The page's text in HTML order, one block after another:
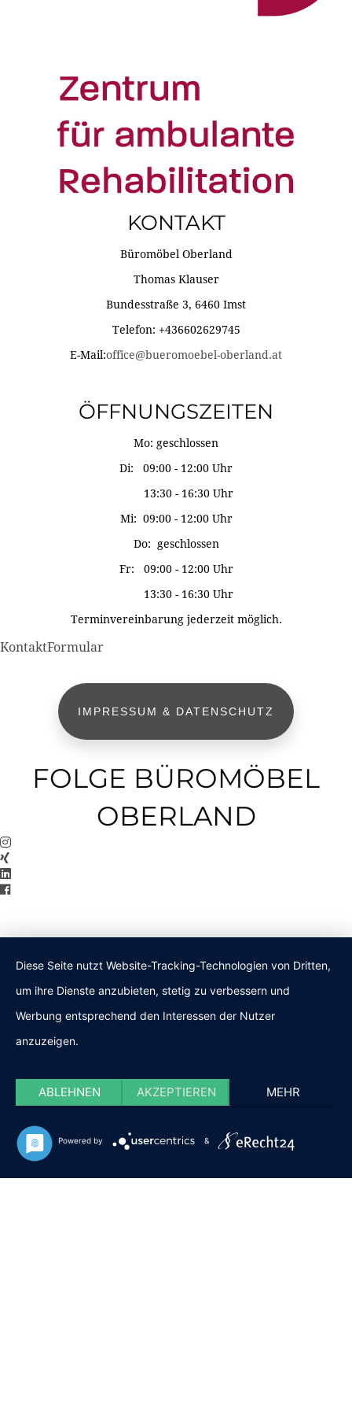
KONTAKT
Büromöbel Oberland
Thomas Klauser
Bundesstraße 3, 6460 Imst
Telefon: +436602629745
E-Mail:office@bueromoebel-oberland.at
ÖFFNUNGSZEITEN
Mo: geschlossen
Di: 09:00 - 12:00 Uhr
13:30 - 16:30 Uhr
Mi: 09:00 - 12:00 Uhr
Do: geschlossen
Fr: 09:00 - 12:00 Uhr
13:30 - 16:30 Uhr
Terminvereinbarung jederzeit möglich.
KontaktFormular
IMPRESSUM & DATENSCHUTZ
FOLGE BÜROMÖBEL
OBERLAND
Diese Seite nutzt Website-Tracking-Technologien von Dritten,
um ihre Dienste anzubieten, stetig zu verbessern und
Werbung entsprechend den Interessen der Nutzer
anzuzeigen.
ABLEHNEN AKZEPTIEREN MEHR
Powered by &